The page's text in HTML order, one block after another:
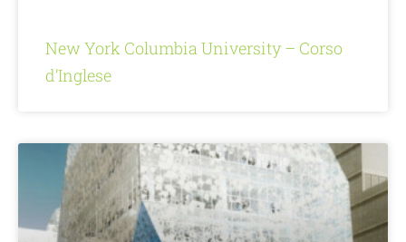
New York Columbia University – Corso
d’Inglese